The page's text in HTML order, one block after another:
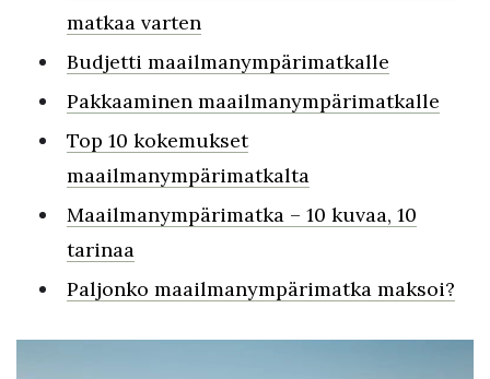
matkaa varten
Budjetti maailmanympärimatkalle
Pakkaaminen maailmanympärimatkalle
Top 10 kokemukset
maailmanympärimatkalta
Maailmanympärimatka – 10 kuvaa, 10
tarinaa
Paljonko maailmanympärimatka maksoi?